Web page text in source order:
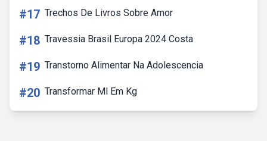
#17 Trechos De Livros Sobre Amor
#18 Travessia Brasil Europa 2024 Costa
#19 Transtorno Alimentar Na Adolescencia
#20 Transformar Ml Em Kg